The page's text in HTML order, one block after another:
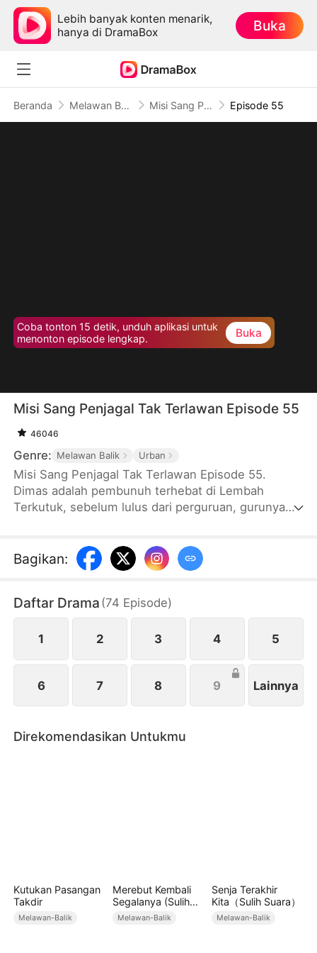
Lebih banyak konten menarik,
hanya di DramaBox
Buka
Beranda Melawan Balik Misi Sang Penjagal Tak Terlawan Episode 55
Coba tonton 15 detik, unduh aplikasi untuk
menonton episode lengkap.
Buka
Misi Sang Penjagal Tak Terlawan Episode 55
46046
Genre: Melawan Balik Urban
Misi Sang Penjagal Tak Terlawan Episode 55.
Dimas adalah pembunuh terhebat di Lembah
Terkutuk, sebelum lulus dari perguruan, gurunya
mendapat pengakuan gurunya. Saat Dimas turun
gunung, dia melihat ninja yang mengejar Sekar,
membunuh para ninja itu.
Bagikan:
Daftar Drama (74 Episode)
1 2 3 4 5
6 7 8 9 Lainnya
Direkomendasikan Untukmu
Kutukan Pasangan
Takdir
Melawan-Balik
Merebut Kembali
Segalanya (Sulih
Suara)
Melawan-Balik
Senja Terakhir
Kita（Sulih Suara）
Melawan-Balik